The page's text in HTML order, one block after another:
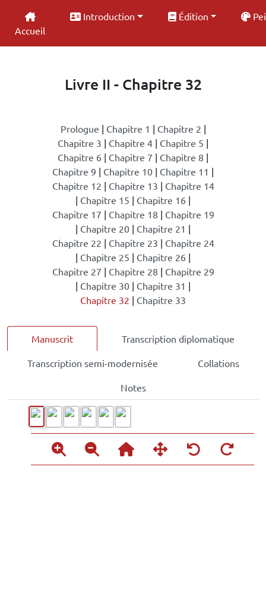
Accueil
Introduction Édition
Livre II - Chapitre 32
Prologue | Chapitre 1 | Chapitre 2 |
Chapitre 3 | Chapitre 4 | Chapitre 5 |
Chapitre 6 | Chapitre 7 | Chapitre 8 |
Chapitre 9 | Chapitre 10 | Chapitre 11 |
Chapitre 12 | Chapitre 13 | Chapitre 14
| Chapitre 15 | Chapitre 16 |
Chapitre 17 | Chapitre 18 | Chapitre 19
| Chapitre 20 | Chapitre 21 |
Chapitre 22 | Chapitre 23 | Chapitre 24
| Chapitre 25 | Chapitre 26 |
Chapitre 27 | Chapitre 28 | Chapitre 29
| Chapitre 30 | Chapitre 31 |
Chapitre 32 | Chapitre 33
Manuscrit Transcription diplomatique
Transcription semi-modernisée Collations
Notes